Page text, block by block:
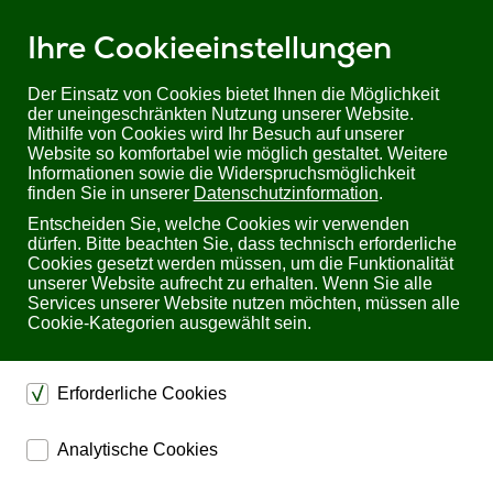
Ihre Cookieeinstellungen
Der Einsatz von Cookies bietet Ihnen die Möglichkeit
der uneingeschränkten Nutzung unserer Website.
Mithilfe von Cookies wird Ihr Besuch auf unserer
Website so komfortabel wie möglich gestaltet. Weitere
Informationen sowie die Widerspruchsmöglichkeit
finden Sie in unserer Datenschutzinformation.
Entscheiden Sie, welche Cookies wir verwenden
dürfen. Bitte beachten Sie, dass technisch erforderliche
Cookies gesetzt werden müssen, um die Funktionalität
unserer Website aufrecht zu erhalten. Wenn Sie alle
Services unserer Website nutzen möchten, müssen alle
Cookie-Kategorien ausgewählt sein.
Erforderliche Cookies
dienen dem technischen einwandfreien Betrieb unserer
Website.
Analytische Cookies
Sie befinden sich hier:Startseite Produkte
19" Racks & Zubehör
19” Racks
Delta InfraSuite SR1160 | Modulares Rack/ Serverschrank, 42HE, 600mm
Delta InfraSuite SR1160 Modulares Rack/
Serverschrank, 42HE, 600mm